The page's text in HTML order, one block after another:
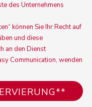
des Unternehmens
können Sie Ihr Recht auf
und diese
an den Dienst
Communication, wenden